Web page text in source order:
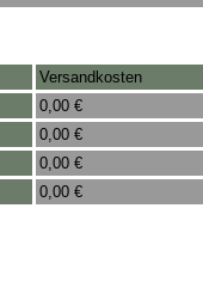
Versandkosten
0,00 €
0,00 €
0,00 €
0,00 €